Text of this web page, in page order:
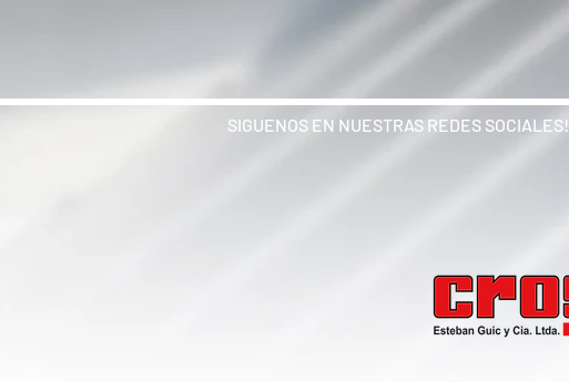
SIGUENOS EN NUESTRAS REDES SOCIALES!